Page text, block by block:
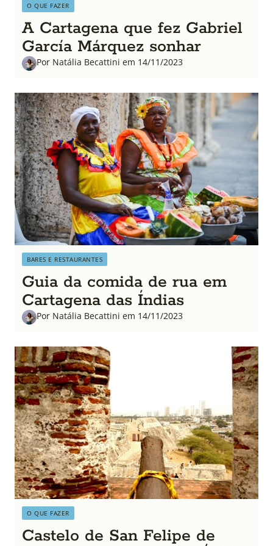
O QUE FAZER
A Cartagena que fez Gabriel
García Márquez sonhar
Por Natália Becattini em 14/11/2023
BARES E RESTAURANTES
Guia da comida de rua em
Cartagena das Índias
Por Natália Becattini em 14/11/2023
O QUE FAZER
Castelo de San Felipe de